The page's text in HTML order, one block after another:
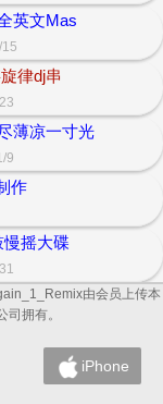
英文Mas
律dj串
薄凉一寸光
9
作
摇大碟
由会员上传本
拥有。
iPhone